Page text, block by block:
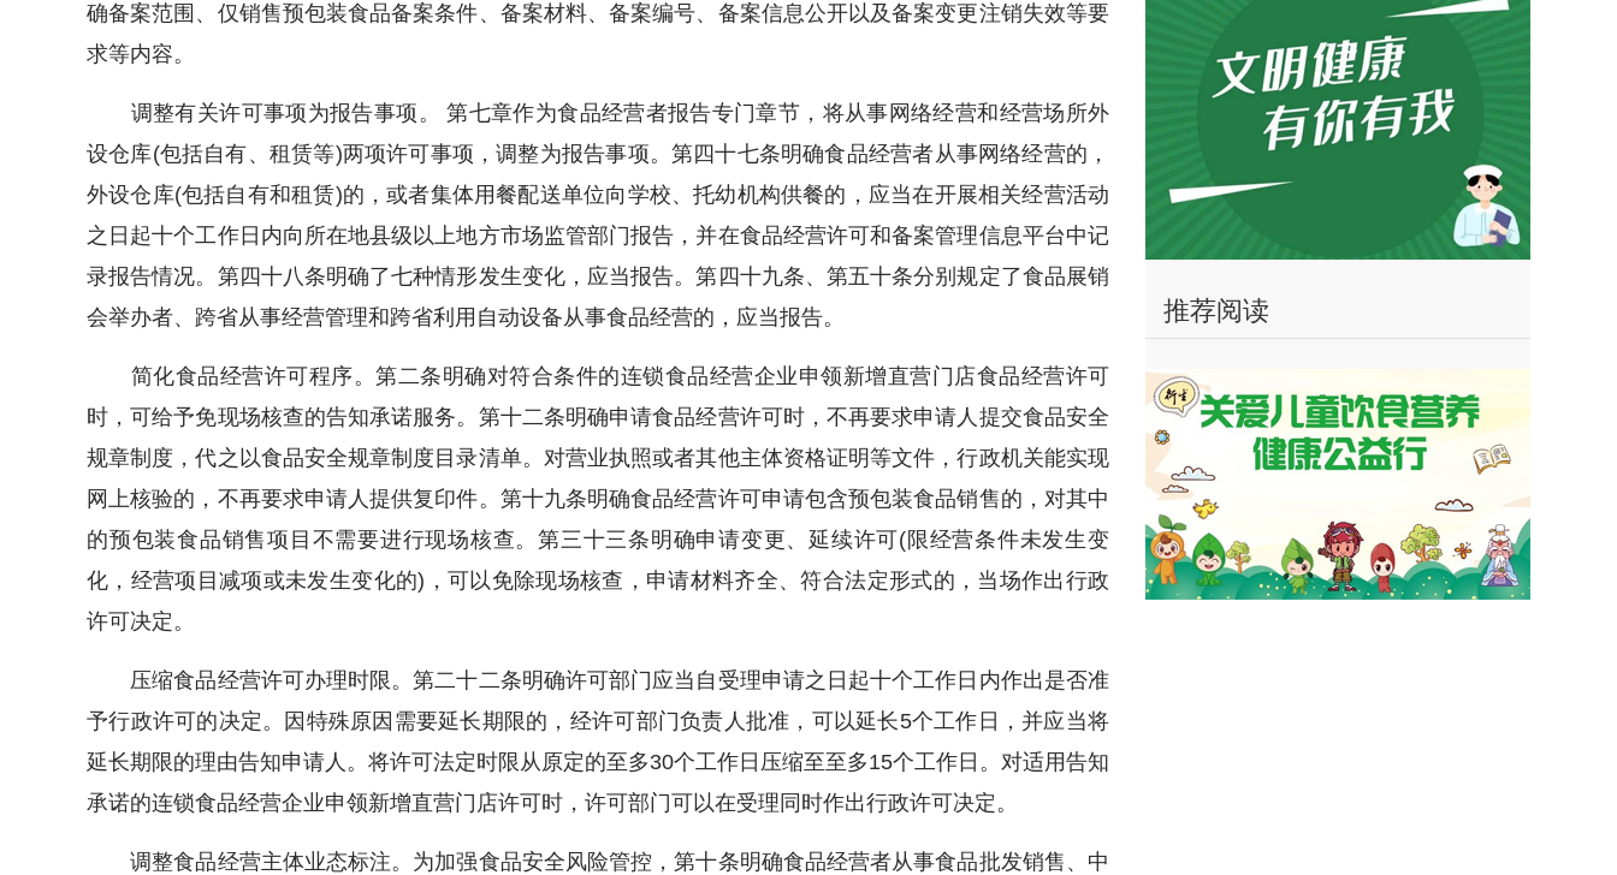
确备案范围、仅销售预包装食品备案条件、备案材料、备案编号、备案信息公开以及备案变更注销失效等要
求等内容。
调整有关许可事项为报告事项。 第七章作为食品经营者报告专门章节，将从事网络经营和经营场所外
设仓库(包括自有、租赁等)两项许可事项，调整为报告事项。第四十七条明确食品经营者从事网络经营的，
外设仓库(包括自有和租赁)的，或者集体用餐配送单位向学校、托幼机构供餐的，应当在开展相关经营活动
之日起十个工作日内向所在地县级以上地方市场监管部门报告，并在食品经营许可和备案管理信息平台中记
录报告情况。第四十八条明确了七种情形发生变化，应当报告。第四十九条、第五十条分别规定了食品展销
会举办者、跨省从事经营管理和跨省利用自动设备从事食品经营的，应当报告。
简化食品经营许可程序。第二条明确对符合条件的连锁食品经营企业申领新增直营门店食品经营许可
时，可给予免现场核查的告知承诺服务。第十二条明确申请食品经营许可时，不再要求申请人提交食品安全
规章制度，代之以食品安全规章制度目录清单。对营业执照或者其他主体资格证明等文件，行政机关能实现
网上核验的，不再要求申请人提供复印件。第十九条明确食品经营许可申请包含预包装食品销售的，对其中
的预包装食品销售项目不需要进行现场核查。第三十三条明确申请变更、延续许可(限经营条件未发生变
化，经营项目减项或未发生变化的)，可以免除现场核查，申请材料齐全、符合法定形式的，当场作出行政
许可决定。
压缩食品经营许可办理时限。第二十二条明确许可部门应当自受理申请之日起十个工作日内作出是否准
予行政许可的决定。因特殊原因需要延长期限的，经许可部门负责人批准，可以延长5个工作日，并应当将
延长期限的理由告知申请人。将许可法定时限从原定的至多30个工作日压缩至至多15个工作日。对适用告知
承诺的连锁食品经营企业申领新增直营门店许可时，许可部门可以在受理同时作出行政许可决定。
调整食品经营主体业态标注。为加强食品安全风险管控，第十条明确食品经营者从事食品批发销售、中
推荐阅读